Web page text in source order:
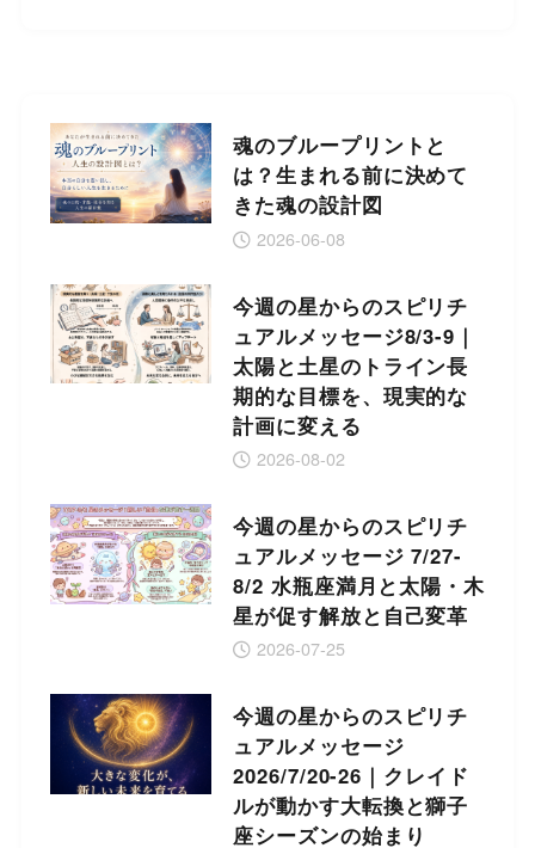
魂のブループリントと
は？生まれる前に決めて
きた魂の設計図
2026-06-08
今週の星からのスピリチ
ュアルメッセージ8/3-9｜
太陽と土星のトライン長
期的な目標を、現実的な
計画に変える
2026-08-02
今週の星からのスピリチ
ュアルメッセージ 7/27-
8/2 水瓶座満月と太陽・木
星が促す解放と自己変革
2026-07-25
今週の星からのスピリチ
ュアルメッセージ
2026/7/20-26｜クレイド
ルが動かす大転換と獅子
座シーズンの始まり